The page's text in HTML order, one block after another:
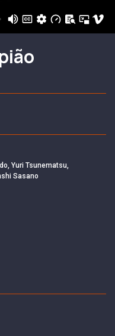
Yuri Tsunematsu,
Sasano